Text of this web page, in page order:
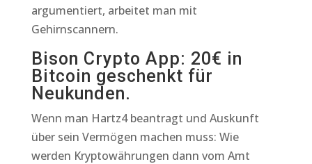
argumentiert, arbeitet man mit
Gehirnscannern.
Bison Crypto App: 20€ in
Bitcoin geschenkt für
Neukunden.
Wenn man Hartz4 beantragt und Auskunft
über sein Vermögen machen muss: Wie
werden Kryptowährungen dann vom Amt